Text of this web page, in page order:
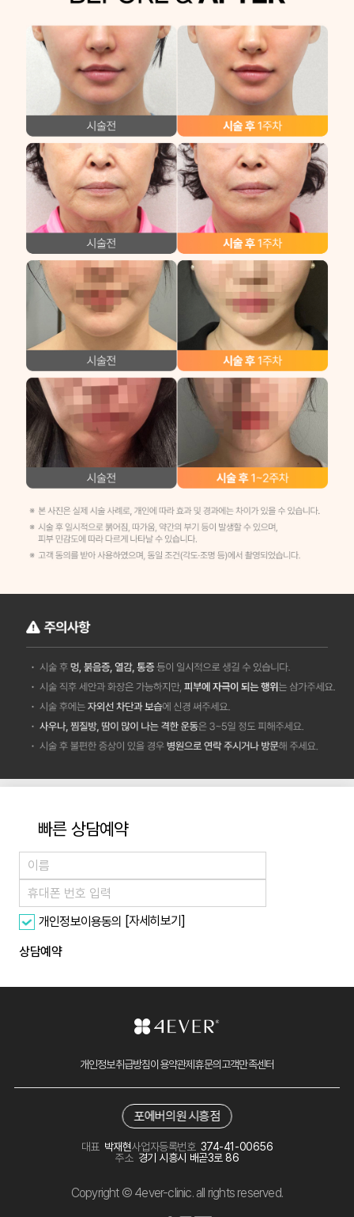
빠른 상담예약
개인정보이용동의 [자세히보기]
상담예약
개인정보취급방침이용약관제휴문의고객만족센터
포에버의원 시흥점
대표 박재현사업자등록번호 374-41-00656
주소 경기 시흥시 배곧3로 86
Copyright © 4ever-clinic. all rights reserved.